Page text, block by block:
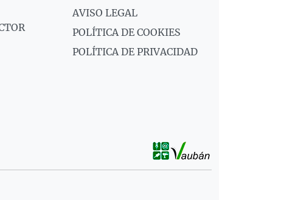
AVISO LEGAL
POLÍTICA DE COOKIES
POLÍTICA DE PRIVACIDAD